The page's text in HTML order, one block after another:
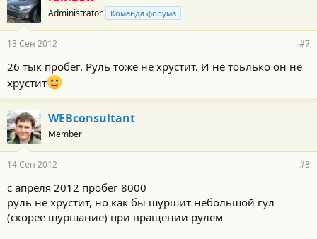
Administrator Команда форума
13 Сен 2012 #7
26 тык пробег. Руль тоже не хрустит. И не тоьлько он не
хрустит
WEBconsultant
Member
14 Сен 2012 #8
с апреля 2012 пробег 8000
руль не хрустит, но как бы шуршит небольшой гул
(скорее шуршание) при вращении рулем